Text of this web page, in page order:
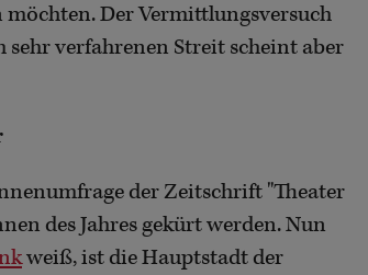
möchten. Der Vermittlungsversuch
verfahrenen Streit scheint aber
der Zeitschrift "Theater
des Jahres gekürt werden. Nun
weiß, ist die Hauptstadt der